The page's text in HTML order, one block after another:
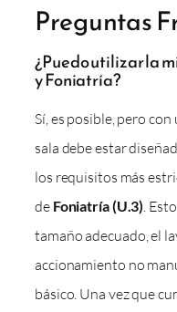
Preguntas
¿Puedo utilizar la
y Foniatría?
Sí, es posible, pero
sala debe estar
los requisitos más
de Foniatría (U.3) .
tamaño adecuado, el
accionamiento no
básico. Una vez que